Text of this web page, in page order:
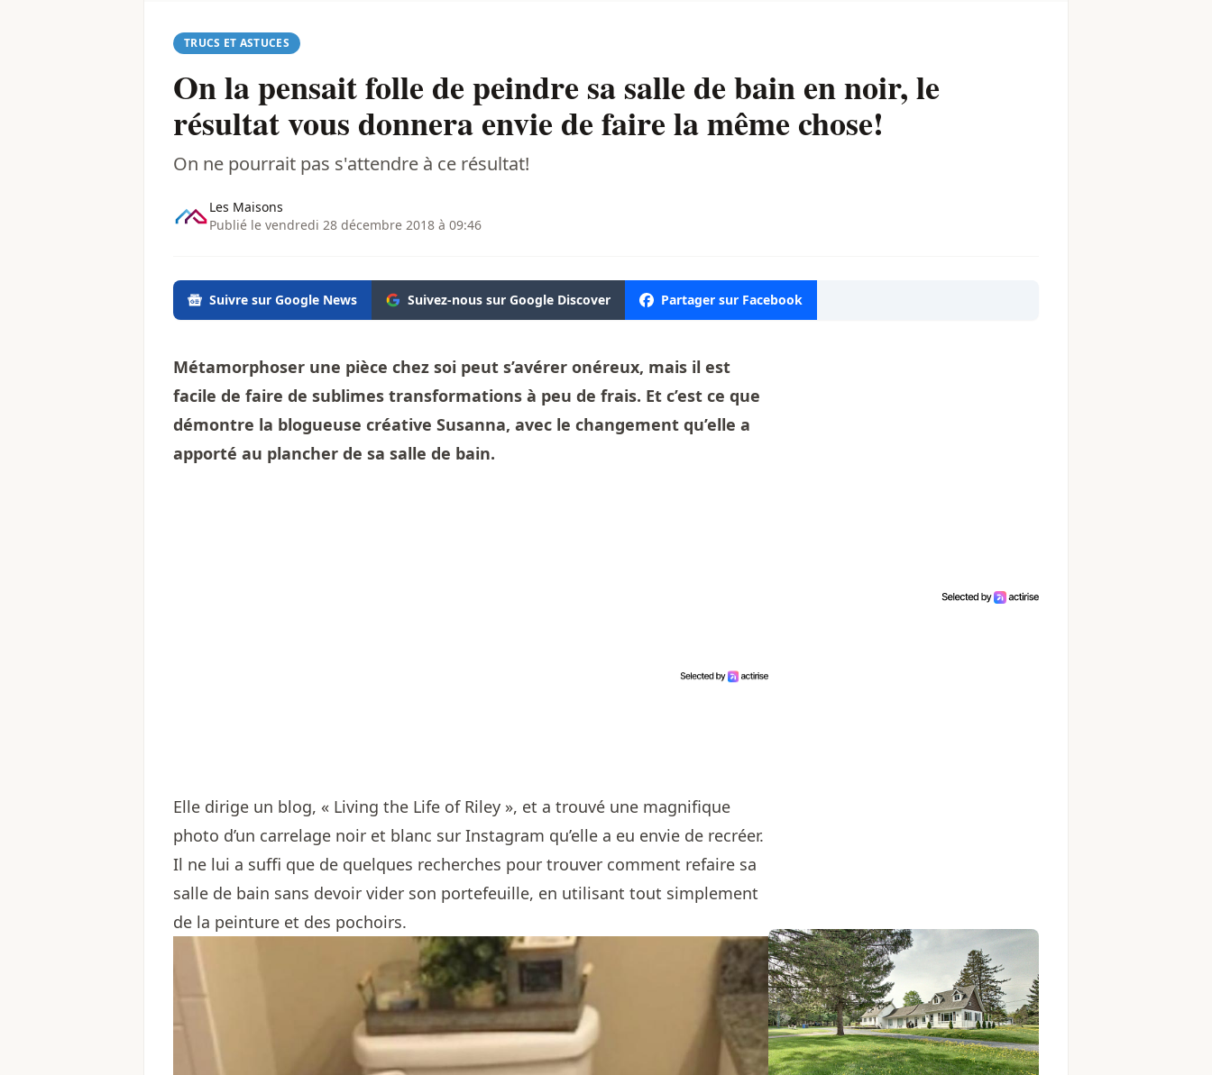
TRUCS ET ASTUCES
On la pensait folle de peindre sa salle de bain en noir, le
résultat vous donnera envie de faire la même chose!
On ne pourrait pas s'attendre à ce résultat!
Les Maisons
Publié le vendredi 28 décembre 2018 à 09:46
Suivre sur Google News Suivez-nous sur Google Discover Partager sur Facebook
Métamorphoser une pièce chez soi peut s’avérer onéreux, mais il est
facile de faire de sublimes transformations à peu de frais. Et c’est ce que
démontre la blogueuse créative Susanna, avec le changement qu’elle a
apporté au plancher de sa salle de bain.
Elle dirige un blog, « Living the Life of Riley », et a trouvé une magnifique
photo d’un carrelage noir et blanc sur Instagram qu’elle a eu envie de recréer.
Il ne lui a suffi que de quelques recherches pour trouver comment refaire sa
salle de bain sans devoir vider son portefeuille, en utilisant tout simplement
de la peinture et des pochoirs.